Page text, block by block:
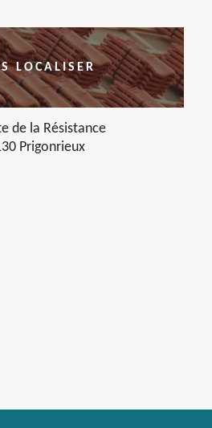
LOCALISER
de la Résistance
Prigonrieux